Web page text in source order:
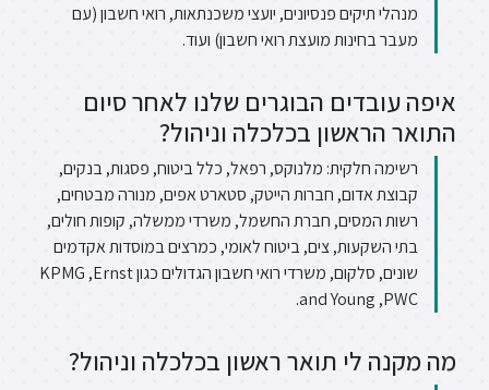
מנהלי תיקים פנסיונים, יועצי משכנתאות, רואי חשבון (עם
מעבר בחינות מועצת רואי חשבון) ועוד.
איפה עובדים הבוגרים שלנו לאחר סיום
התואר הראשון בכלכלה וניהול?
רשימה חלקית: מלנוקס, רפאל, כלל ביטוח, פסגות, בנקים,
קבוצת אדום, חברות הייטק, סטארט אפים, מנורה מבטחים,
רשות המסים, חברת החשמל, משרדי ממשלה, קופות חולים,
בתי השקעות, צים, ביטוח לאומי, כמרצים במוסדות אקדמים
שונים, סלקום, משרדי רואי חשבון הגדולים כגון KPMG ,Ernst
and Young ,PWC.
מה מקנה לי תואר ראשון בכלכלה וניהול?